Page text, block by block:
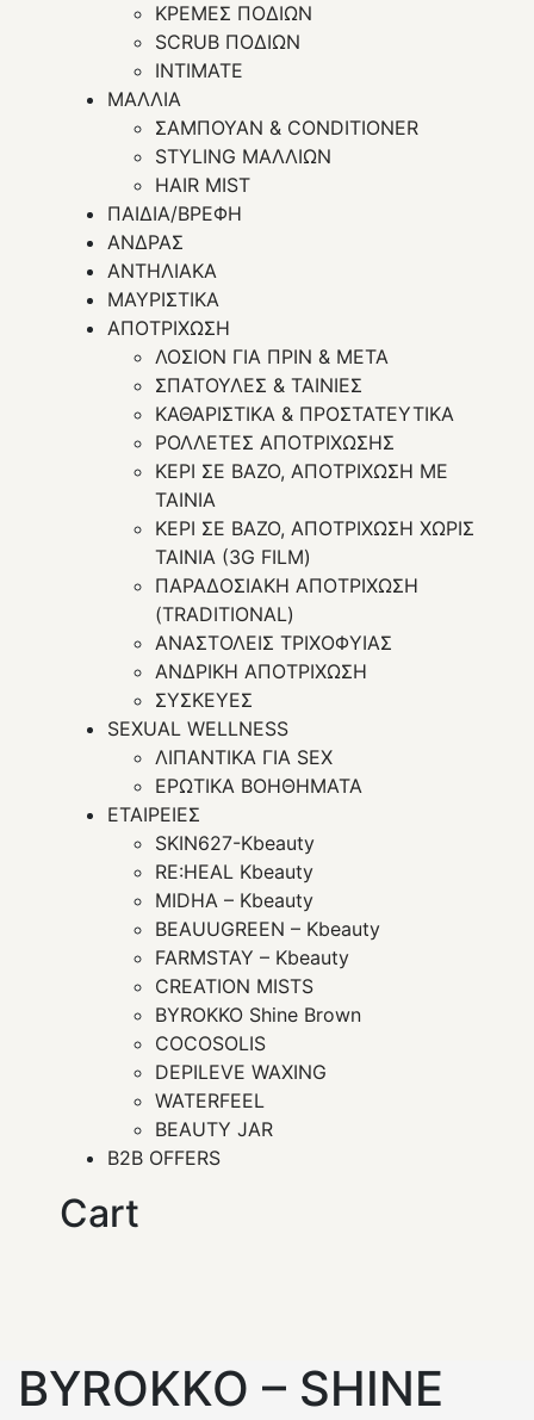
ΚΡΕΜΕΣ ΠΟΔΙΩΝ
SCRUB ΠΟΔΙΩΝ
INTIMATE
ΜΑΛΛΙΑ
ΣΑΜΠΟΥΑΝ & CONDITIONER
STYLING ΜΑΛΛΙΩΝ
HAIR MIST
ΠΑΙΔΙΑ/ΒΡΕΦΗ
ΑΝΔΡΑΣ
ΑΝΤΗΛΙΑΚΑ
ΜΑΥΡΙΣΤΙΚΑ
ΑΠΟΤΡΙΧΩΣΗ
ΛΟΣΙΟΝ ΓΙΑ ΠΡΙΝ & ΜΕΤΑ
ΣΠΑΤΟΥΛΕΣ & ΤΑΙΝΙΕΣ
ΚΑΘΑΡΙΣΤΙΚΑ & ΠΡΟΣΤΑΤΕΥΤΙΚΑ
ΡΟΛΛΕΤΕΣ ΑΠΟΤΡΙΧΩΣΗΣ
ΚΕΡΙ ΣΕ ΒΑΖΟ, ΑΠΟΤΡΙΧΩΣΗ ΜΕ
ΤΑΙΝΙΑ
ΚΕΡΙ ΣΕ ΒΑΖΟ, ΑΠΟΤΡΙΧΩΣΗ ΧΩΡΙΣ
ΤΑΙΝΙΑ (3G FILM)
ΠΑΡΑΔΟΣΙΑΚΗ ΑΠΟΤΡΙΧΩΣΗ
(TRADITIONAL)
ΑΝΑΣΤΟΛΕΙΣ ΤΡΙΧΟΦΥΙΑΣ
ΑΝΔΡΙΚΗ ΑΠΟΤΡΙΧΩΣΗ
ΣΥΣΚΕΥΕΣ
SEXUAL WELLNESS
ΛΙΠΑΝΤΙΚΑ ΓΙΑ SEX
ΕΡΩΤΙΚΑ ΒΟΗΘΗΜΑΤΑ
ΕΤΑΙΡΕΙΕΣ
SKIN627-Kbeauty
RE:HEAL Kbeauty
MIDHA – Kbeauty
BEAUUGREEN – Kbeauty
FARMSTAY – Kbeauty
CREATION MISTS
BYROKKO Shine Brown
COCOSOLIS
DEPILEVE WAXING
WATERFEEL
BEAUTY JAR
B2B OFFERS
Cart
BYROKKO – SHINE